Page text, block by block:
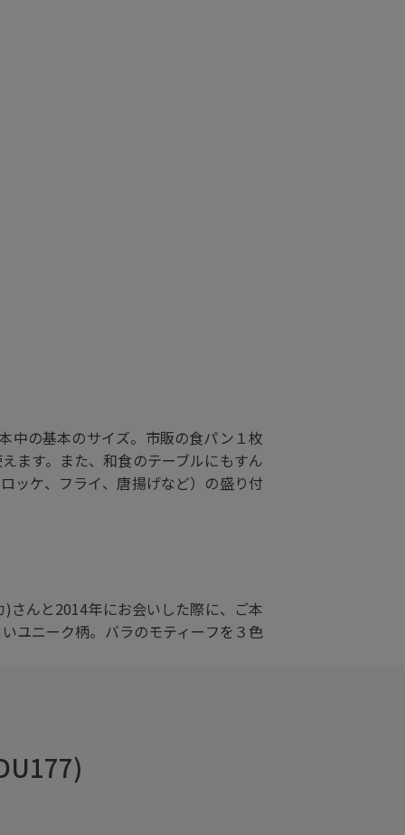
中の基本のサイズ。市販の食パン１枚
ます。また、和食のテーブルにもすん
ッケ、フライ、唐揚げなど）の盛り付
さんと2014年にお会いした際に、ご本
ユニーク柄。バラのモティーフを３色